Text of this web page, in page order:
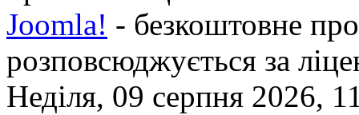
Joomla! - безкоштовне
розповсюджується за
Неділя, 09 серпня 2026,